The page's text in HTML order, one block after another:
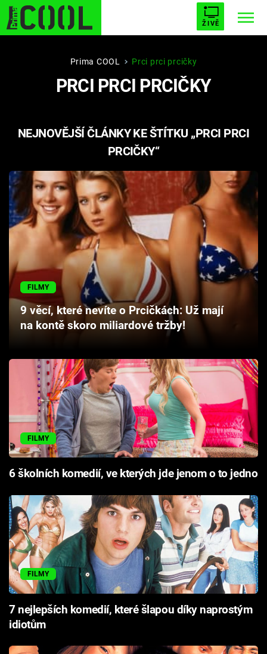
ŽIVĚ
STARHOUSE BUFFY, PŘEMOŽITELKA UPÍRŮ
PLNEJ KOTEL AVENGERS 5
Filmy
Seriály
Hry
Cool Esport
Pořady
Sledujte prima+
Přihlášení
Sledujte nás
Prima COOL Prci prci prcičky
PRCI PRCI PRCIČKY
NEJNOVĚJŠÍ ČLÁNKY KE ŠTÍTKU „PRCI PRCI
PRCIČKY“
FILMY
9 věcí, které nevíte o Prcičkách: Už mají
na kontě skoro miliardové tržby!
FILMY
6 školních komedií, ve kterých jde jenom o to jedno
FILMY
7 nejlepších komedií, které šlapou díky naprostým
idiotům